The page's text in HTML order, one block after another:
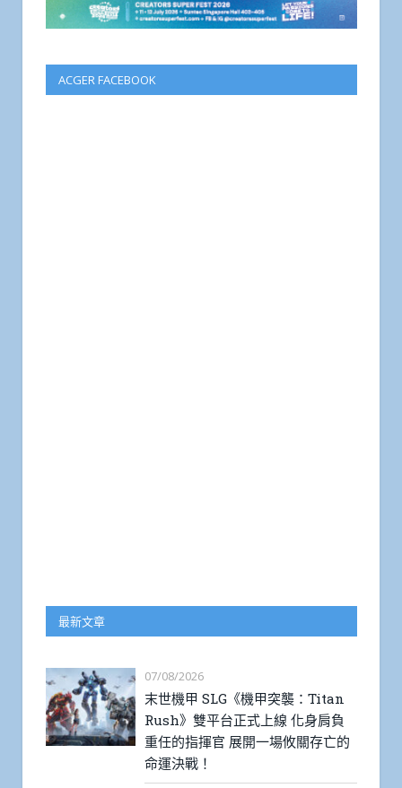
ACGER FACEBOOK
最新文章
07/08/2026
末世機甲 SLG《機甲突襲：Titan
Rush》雙平台正式上線 化身肩負
重任的指揮官 展開一場攸關存亡的
命運決戰！